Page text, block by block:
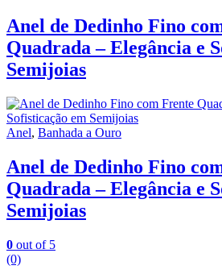
Anel de Dedinho Fino
Quadrada – Elegância e
Semijoias
Anel, Banhada a Ouro
Anel de Dedinho Fino
Quadrada – Elegância e
Semijoias
0 out of 5
(0)